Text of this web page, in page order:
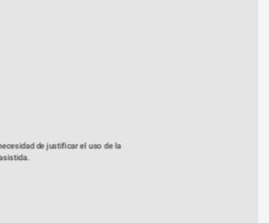
de justificar el uso de la